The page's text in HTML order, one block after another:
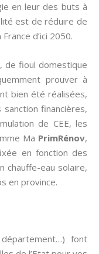
en leur des buts à
est de réduire de
d’ici 2050.
de fioul domestique
prouver à
bien été réalisées,
financières,
de CEE, les
Ma PrimRénov,
en fonction des
chauffe-eau solaire,
en province.
font